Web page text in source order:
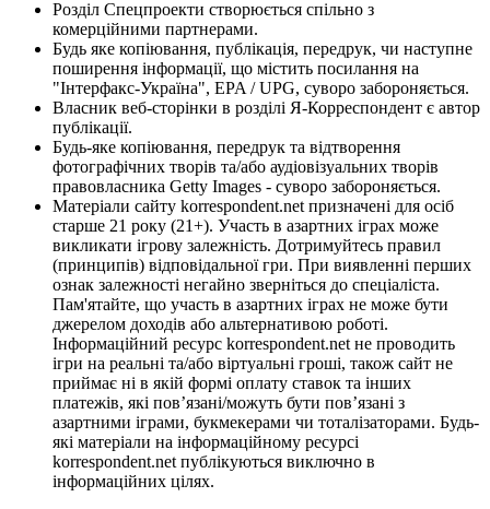
Розділ Спецпроекти створюється спільно з
комерційними партнерами.
Будь яке копіювання, публікація, передрук, чи наступне
поширення інформації, що містить посилання на
"Інтерфакс-Україна", EPA / UPG, суворо забороняється.
Власник веб-сторінки в розділі Я-Корреспондент є автор
публікації.
Будь-яке копіювання, передрук та відтворення
фотографічних творів та/або аудіовізуальних творів
правовласника Getty Images - суворо забороняється.
Матеріали сайту korrespondent.net призначені для осіб
старше 21 року (21+). Участь в азартних іграх може
викликати ігрову залежність. Дотримуйтесь правил
(принципів) відповідальної гри. При виявленні перших
ознак залежності негайно зверніться до спеціаліста.
Пам'ятайте, що участь в азартних іграх не може бути
джерелом доходів або альтернативою роботі.
Інформаційний ресурс korrespondent.net не проводить
ігри на реальні та/або віртуальні гроші, також сайт не
приймає ні в якій формі оплату ставок та інших
платежів, які пов’язані/можуть бути пов’язані з
азартними іграми, букмекерами чи тоталізаторами. Будь-
які матеріали на інформаційному ресурсі
korrespondent.net публікуються виключно в
інформаційних цілях.